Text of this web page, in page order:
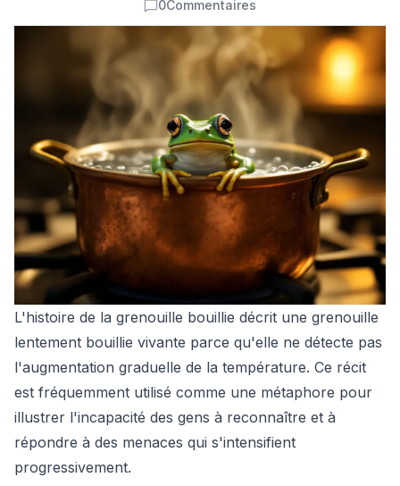
0Commentaires
Commentaires
L'histoire de la grenouille bouillie décrit une grenouille
lentement bouillie vivante parce qu'elle ne détecte pas
l'augmentation graduelle de la température. Ce récit
est fréquemment utilisé comme une métaphore pour
illustrer l'incapacité des gens à reconnaître et à
répondre à des menaces qui s'intensifient
progressivement.